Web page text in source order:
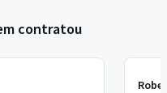
contratou